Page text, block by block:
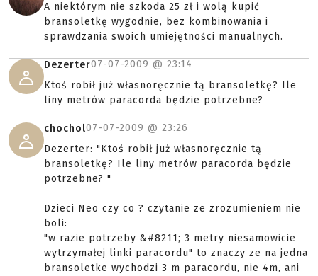
A niektórym nie szkoda 25 zł i wolą kupić
bransoletkę wygodnie, bez kombinowania i
sprawdzania swoich umiejętności manualnych.
Dezerter07-07-2009 @ 23:14
Ktoś robił już własnoręcznie tą bransoletkę? Ile
liny metrów paracorda będzie potrzebne?
chochol07-07-2009 @ 23:26
Dezerter: "Ktoś robił już własnoręcznie tą
bransoletkę? Ile liny metrów paracorda będzie
potrzebne? "
Dzieci Neo czy co ? czytanie ze zrozumieniem nie
boli:
"w razie potrzeby &#8211; 3 metry niesamowicie
wytrzymałej linki paracordu" to znaczy ze na jedna
bransoletke wychodzi 3 m paracordu, nie 4m, ani